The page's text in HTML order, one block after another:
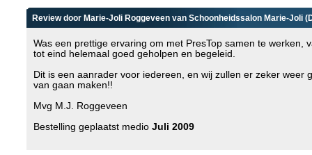
Review door Marie-Joli Roggeveen van Schoonheidssalon Marie-Joli
Was een prettige ervaring om met PresTop samen te werken,
tot eind helemaal goed geholpen en begeleid.
Dit is een aanrader voor iedereen, en wij zullen er zeker weer
van gaan maken!!
Mvg M.J. Roggeveen
Bestelling geplaatst medio Juli 2009